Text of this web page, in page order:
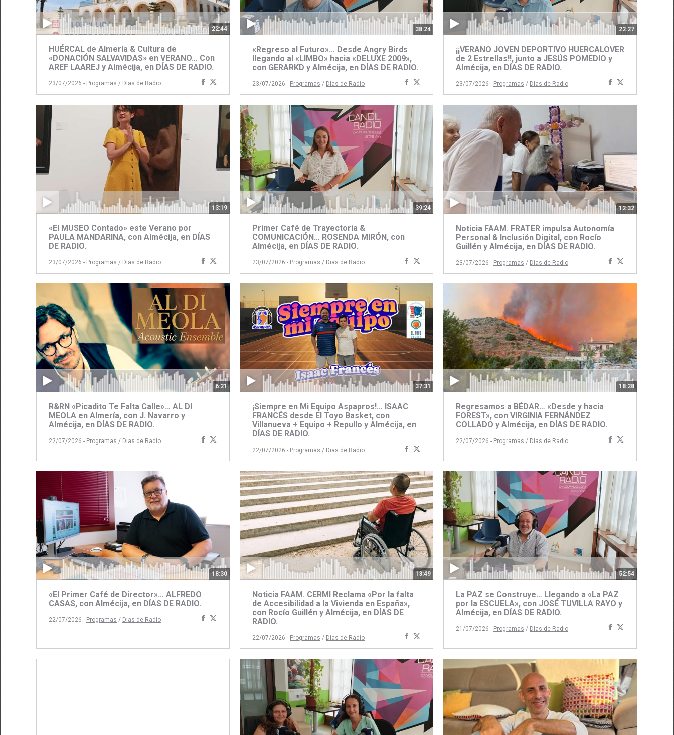
22:44
HUÉRCAL de Almería & Cultura de
«DONACIÓN SALVAVIDAS» en VERANO… Con
AREF LAAREJ y Almécija, en DÍAS DE RADIO.
23/07/2026 - Programas / Dias de Radio
Compartir
con
Facebook
con
Twitter
38:24
«Regreso al Futuro»… Desde Angry Birds
llegando al «LIMBO» hacia «DELUXE 2009»,
con GERARKD y Almécija, en DÍAS DE RADIO.
23/07/2026 - Programas / Dias de Radio
Compartir
con
Facebook
con
Twitter
22:27
¡¡VERANO JOVEN DEPORTIVO HUERCALOVER
de 2 Estrellas!!, junto a JESÚS POMEDIO y
Almécija, en DÍAS DE RADIO.
23/07/2026 - Programas / Dias de Radio
Compartir
con
Facebook
con
Twitter
13:19
«El MUSEO Contado» este Verano por
PAULA MANDARINA, con Almécija, en DÍAS
DE RADIO.
23/07/2026 - Programas / Dias de Radio
Compartir
con
Facebook
con
Twitter
39:24
Primer Café de Trayectoria &
COMUNICACIÓN… ROSENDA MIRÓN, con
Almécija, en DÍAS DE RADIO.
23/07/2026 - Programas / Dias de Radio
Compartir
con
Facebook
con
Twitter
12:32
Noticia FAAM. FRATER impulsa Autonomía
Personal & Inclusión Digital, con Rocío
Guillén y Almécija, en DÍAS DE RADIO.
23/07/2026 - Programas / Dias de Radio
Compartir
con
Facebook
con
Twitter
6:21
R&RN «Picadito Te Falta Calle»… AL DI
MEOLA en Almería, con J. Navarro y
Almécija, en DÍAS DE RADIO.
22/07/2026 - Programas / Dias de Radio
Compartir
Facebook
Twitter
37:31
¡Siempre en Mi Equipo Aspapros!… ISAAC
FRANCÉS desde El Toyo Basket, con
Villanueva + Equipo + Repullo y Almécija, en
DÍAS DE RADIO.
22/07/2026 - Programas / Dias de Radio
Compartir
con
Facebook
con
Twitter
18:28
Regresamos a BÉDAR… «Desde y hacia
FOREST», con VIRGINIA FERNÁNDEZ
COLLADO y Almécija, en DÍAS DE RADIO.
22/07/2026 - Programas / Dias de Radio
Compartir
Facebook
Twitter
18:30
«El Primer Café de Director»… ALFREDO
CASAS, con Almécija, en DÍAS DE RADIO.
22/07/2026 - Programas / Dias de Radio
Compartir
13:49
Noticia FAAM. CERMI Reclama «Por la falta
de Accesibilidad a la Vivienda en España»,
con Rocío Guillén y Almécija, en DÍAS DE
RADIO.
22/07/2026 - Programas / Dias de Radio
Compartir
con
Facebook
con
Twitter
52:54
La PAZ se Construye… Llegando a «La PAZ
por la ESCUELA», con JOSÉ TUVILLA RAYO y
Almécija, en DÍAS DE RADIO.
21/07/2026 - Programas / Dias de Radio
Compartir
Facebook
Twitter